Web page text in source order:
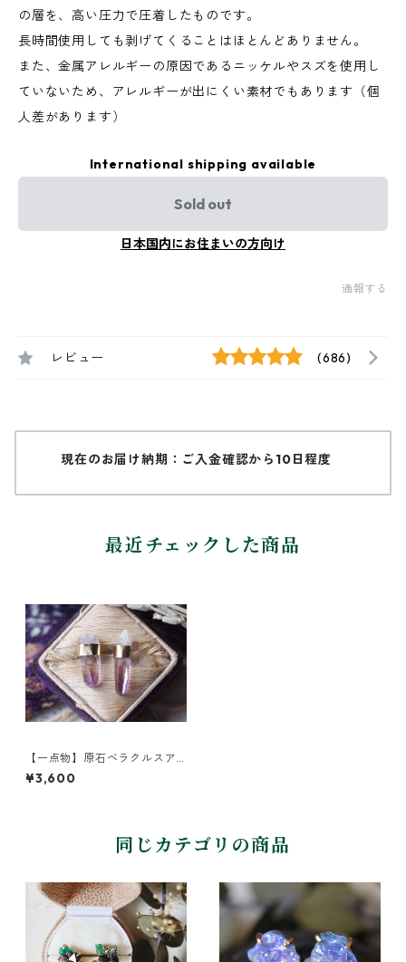
の層を、高い圧力で圧着したものです。
長時間使用しても剥げてくることはほとんどありません。
また、金属アレルギーの原因であるニッケルやスズを使用し
ていないため、アレルギーが出にくい素材でもあります（個
人差があります）
International shipping available
Sold out
日本国内にお住まいの方向け
通報する
レビュー (686)
現在のお届け納期：ご入金確認から10日程度
最近チェックした商品
【一点物】原石ベラクルスア
メジストのピアス
¥3,600
同じカテゴリの商品